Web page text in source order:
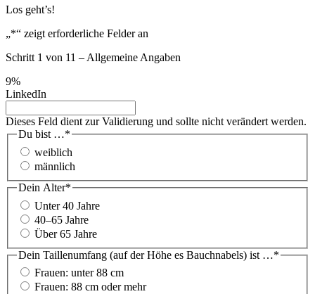
Los geht’s!
„*“ zeigt erforderliche Felder an
Schritt 1 von 11 – Allgemeine Angaben
9%
LinkedIn
Dieses Feld dient zur Validierung und sollte nicht verändert werden.
Du bist …*
weiblich
männlich
Dein Alter*
Unter 40 Jahre
40–65 Jahre
Über 65 Jahre
Dein Taillenumfang (auf der Höhe es Bauchnabels) ist …*
Frauen: unter 88 cm
Frauen: 88 cm oder mehr